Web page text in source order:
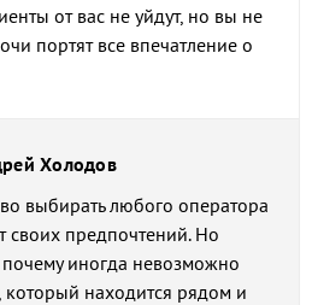
от вас не уйдут, но вы не
портят все впечатление о
Холодов
выбирать любого оператора
своих предпочтений. Но
почему иногда невозможно
который находится рядом и